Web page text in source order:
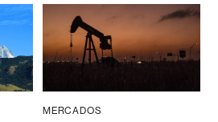
MERCADOS